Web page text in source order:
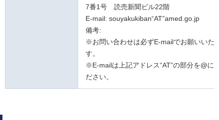
7番1号 読売新聞ビル22階
E-mail: souyakukiban“AT”amed.go.jp
備考:
※お問い合わせは必ずE-mailでお願いいた
す。
※E-mailは上記アドレス“AT”の部分を@に
ださい。